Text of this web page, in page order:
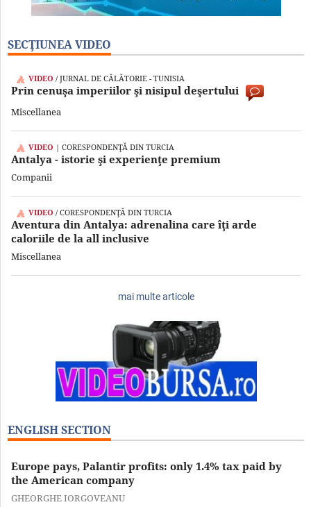
SECŢIUNEA VIDEO
VIDEO / JURNAL DE CĂLĂTORIE - TUNISIA
Prin cenuşa imperiilor şi nisipul deşertului
Miscellanea
VIDEO | CORESPONDENŢĂ DIN TURCIA
Antalya - istorie şi experienţe premium
Companii
VIDEO / CORESPONDENŢĂ DIN TURCIA
Aventura din Antalya: adrenalina care îţi arde
caloriile de la all inclusive
Miscellanea
mai multe articole
ENGLISH SECTION
Europe pays, Palantir profits: only 1.4% tax paid by
the American company
GHEORGHE IORGOVEANU